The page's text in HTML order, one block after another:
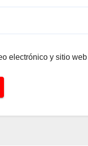
electrónico y sitio